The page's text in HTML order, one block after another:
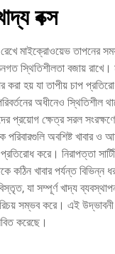
বক্স
রেখে মাইক্রোওয়েভ
স্থিতিশীলতা বজায়
হয় যা তাপীয় চাপ
অধীনেও
প্রয়োগ ক্ষেত্র সরল
অবশিষ্ট খাবার ও
করে। নিরাপত্তা
কঠিন খাবার পর্যন্ত
যা সম্পূর্ণ খাদ্য
সম্ভব করে। এই
করেছে।